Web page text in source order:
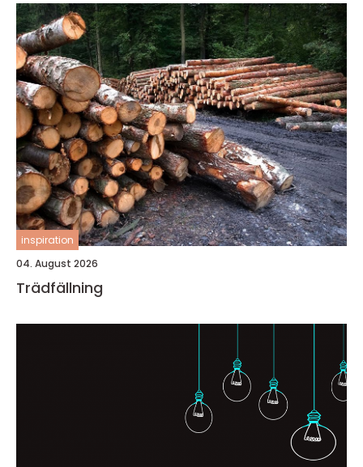
inspiration
04. August 2026
Trädfällning